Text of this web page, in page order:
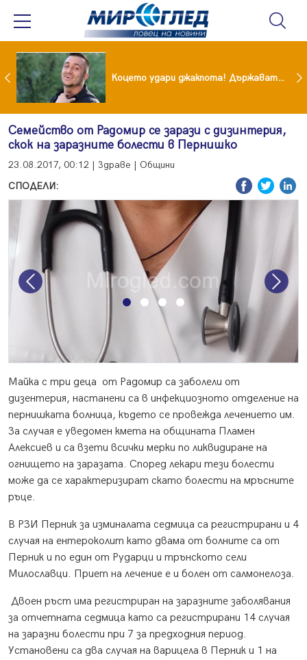
Тишина преди бурята! Защо Саня Армутлиева продължава да мълчи за раздялата с Дара? Коцето удари джакпота! Държавата му плаща 95 000 евро
Семейство от Радомир се зарази с дизинтерия,
скок на заразните болести в Пернишко
23.08.2017, 00:12 | Здраве | Общини
СПОДЕЛИ:
Previous Next
Майка с три деца от Радомир са заболели от
дизентерия, настанени са в инфекциозното отделение на
пернишката болница, където се провежда лечението им.
За случая е уведомен кмета на общината Пламен
Алексиев и са взети всички мерки по ликвидиране на
огнището на заразата. Според лекари тези болести
може да се характеризират скато болести на мръсните
ръце.
В РЗИ Перник за изминалата седмица са регистрирани и 4
случая на ентероколит като двама от болните са от
Перник и по един от Рударци и трънското сели
Милославци. Приет на лечение е и болен от салмонелоза.
Двоен ръст има регистриран на заразните заболявания
за отчетната седмица като са регистрирани 14 случая
на заразни болести при 7 за предходния период.
Установени са два случая на варицела в Перник и 1 на